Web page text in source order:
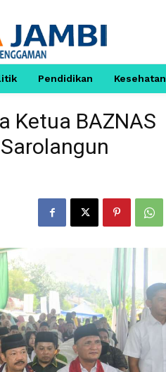
Pendidikan Kesehatan
Ketua BAZNAS